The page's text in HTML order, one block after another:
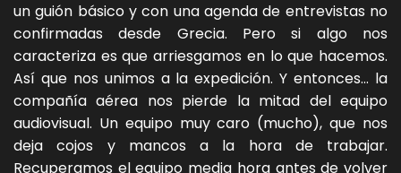
un guión básico y con una agenda de entrevistas no
confirmadas desde Grecia. Pero si algo nos
caracteriza es que arriesgamos en lo que hacemos.
Así que nos unimos a la expedición. Y entonces… la
compañía aérea nos pierde la mitad del equipo
audiovisual. Un equipo muy caro (mucho), que nos
deja cojos y mancos a la hora de trabajar.
Recuperamos el equipo media hora antes de volver